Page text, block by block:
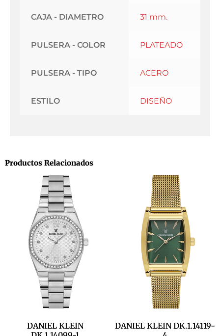
CAJA - DIAMETRO 31 mm.
PULSERA - COLOR PLATEADO
PULSERA - TIPO ACERO
ESTILO DISEÑO
Productos Relacionados
DANIEL KLEIN
DANIEL KLEIN DK.1.14119-